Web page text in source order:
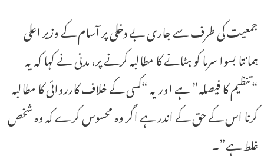
جمعیت کی طرف سے جاری بے دخلی پر آسام کے وزیر اعلی
ہمانتا بسوا سرما کو ہٹانے کا مطالبہ کرنے پر، مدنی نے کہا کہ یہ
“تنظیم کا فیصلہ” ہے اور یہ “کسی کے خلاف کارروائی کا مطالبہ
کرنا اس کے حق کے اندر ہے اگر وہ محسوس کرے کہ وہ شخص
غلط ہے”۔